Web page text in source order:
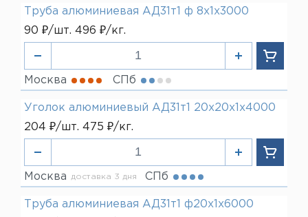
Труба алюминиевая АД31т1 ф 8х1х3000
90 ₽/шт. 496 ₽/кг.
Москва СПб
Уголок алюминиевый АД31т1 20х20х1х4000
204 ₽/шт. 475 ₽/кг.
Москва доставка 3 дня СПб
Труба алюминиевая АД31т1 ф20х1х6000